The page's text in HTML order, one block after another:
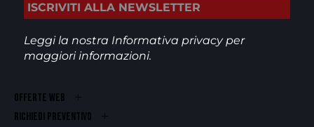
Leggi la nostra Informativa privacyper
maggiori informazioni.
OFFERTE WEB
RICHIEDI PREVENTIVO